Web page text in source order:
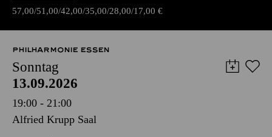
57,00 51,00 42,00 35,00 28,00 17,00 €
PHILHARMONIE ESSEN
Sonntag
13.09.2026
19:00 - 21:00
Alfried Krupp Saal